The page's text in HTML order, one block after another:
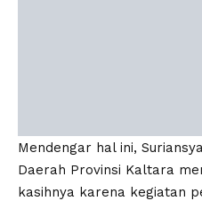
Mendengar hal ini,
Daerah Provinsi Kaltara
kasihnya karena kegiatan